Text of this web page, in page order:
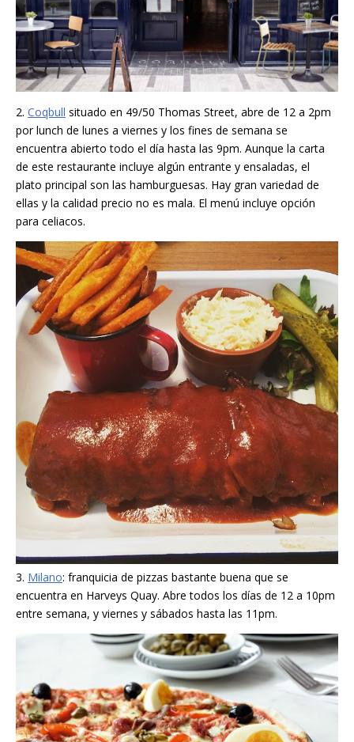
2. Coqbull situado en 49/50 Thomas Street, abre de 12 a 2pm
por lunch de lunes a viernes y los fines de semana se
encuentra abierto todo el día hasta las 9pm. Aunque la carta
de este restaurante incluye algún entrante y ensaladas, el
plato principal son las hamburguesas. Hay gran variedad de
ellas y la calidad precio no es mala. El menú incluye opción
para celiacos.
3. Milano: franquicia de pizzas bastante buena que se
encuentra en Harveys Quay. Abre todos los días de 12 a 10pm
entre semana, y viernes y sábados hasta las 11pm.